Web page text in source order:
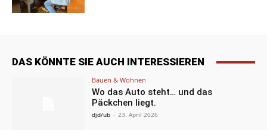
DAS KÖNNTE SIE AUCH INTERESSIEREN
Bauen & Wohnen
Wo das Auto steht… und das
Päckchen liegt.
djd/ub - 23. April 2026